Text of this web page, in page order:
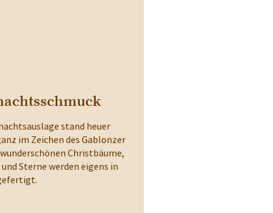
stand heuer
im Zeichen des Gablonzer
Christbäume,
Sterne werden eigens in